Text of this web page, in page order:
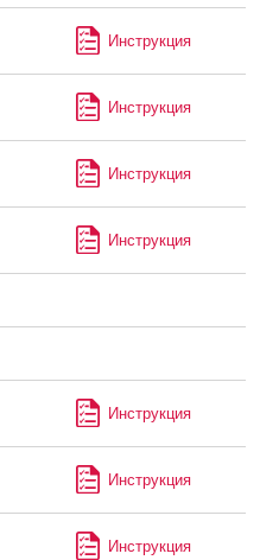
Инструкция
Инструкция
Инструкция
Инструкция
Инструкция
Инструкция
Инструкция